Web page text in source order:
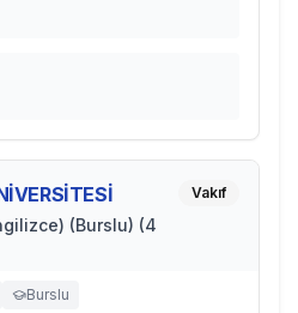
(Burslu) (4
Vakıf
Burslu